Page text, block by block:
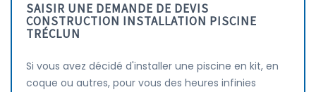
SAISIR UNE DEMANDE DE DEVIS
CONSTRUCTION INSTALLATION PISCINE
TRÉCLUN
Si vous avez décidé d'installer une piscine en kit, en
coque ou autres, pour vous des heures infinies